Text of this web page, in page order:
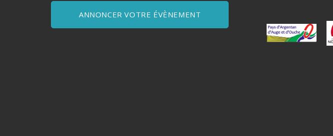
ANNONCER VOTRE ÉVÈNEMENT